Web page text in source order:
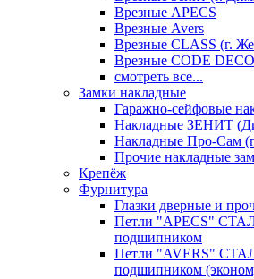
Врезные APECS
Врезные Avers
Врезные CLASS (г.
Врезные CODE DECO
смотреть все...
Замки накладные
Гаражно-сейфовые
Накладные ЗЕНИТ
Накладные Про-Сам
Прочие накладные
Крепёж
Фурнитура
Глазки дверные и
Петли "APECS"
подшипником
Петли "AVERS"
подшипником